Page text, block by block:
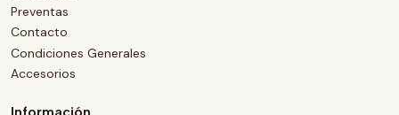
Preventas
Contacto
Condiciones Generales
Accesorios